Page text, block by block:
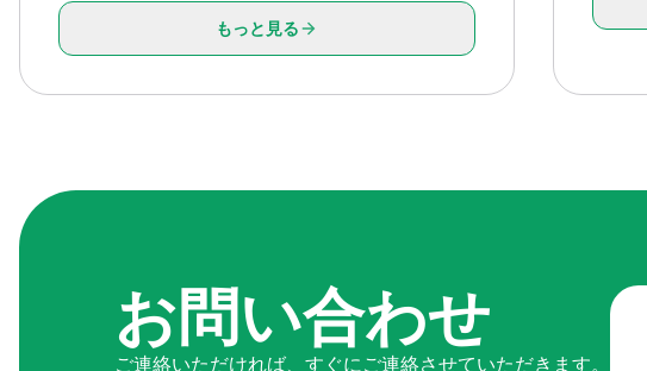
もっと見る
お問い合わせ
ご連絡いただければ、すぐにご連絡させていただきます。